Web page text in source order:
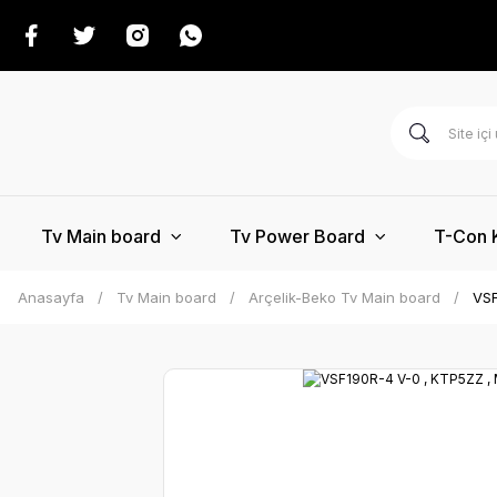
Tv Main board Tv Power Board T-Con
Anasayfa Tv Main board Arçelik-Beko Tv Main board